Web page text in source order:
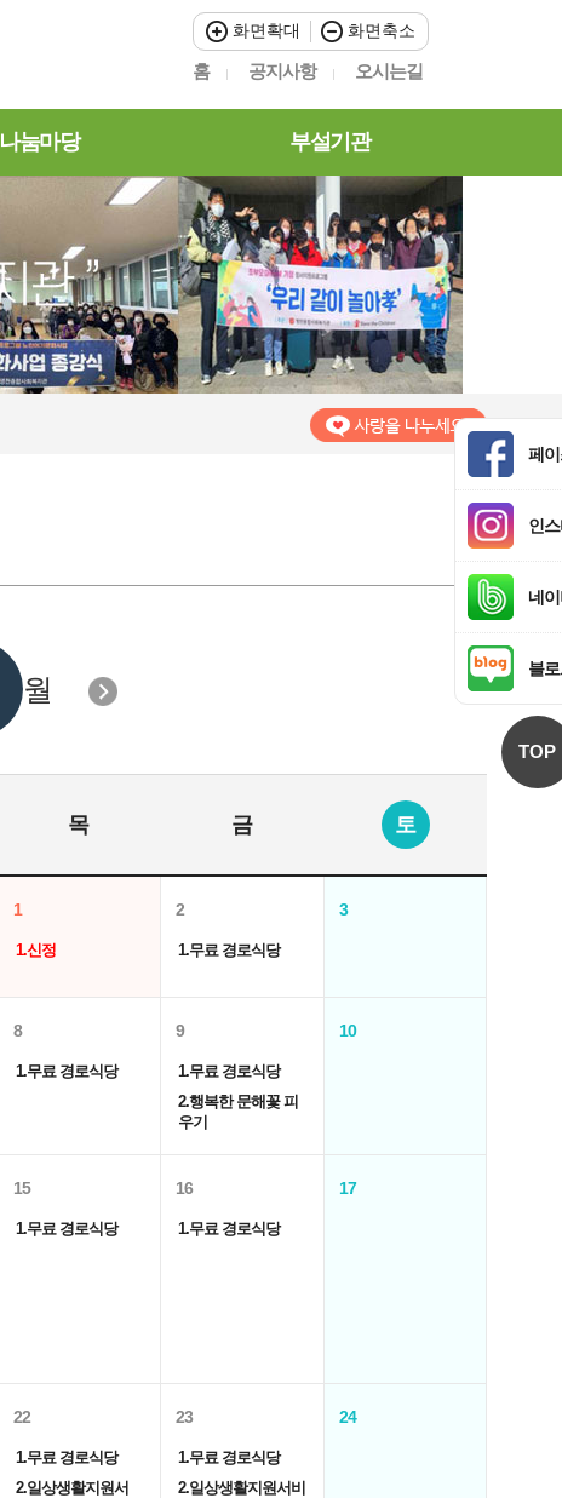
화면확대 화면축소
홈 공지사항 오시는길
나눔마당 부설기관
페
인
네
블
TOP
월
목 금 토
1
1.신정
2
1.무료 경로식당
3
8
1.무료 경로식당
9
1.무료 경로식당
2.행복한 문해꽃 피
우기
10
15
1.무료 경로식당
16
1.무료 경로식당
17
22
1.무료 경로식당
2.일상생활지원서
23
1.무료 경로식당
2.일상생활지원서비
24